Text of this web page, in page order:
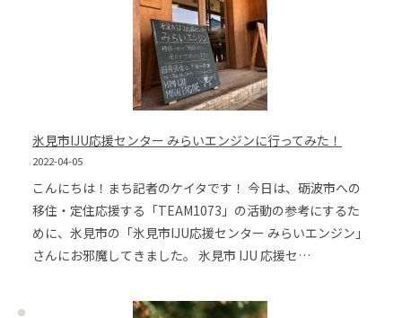
氷見市IJU応援センター みらいエンジンに行ってみた！
2022-04-05
こんにちは！まち記者のケイタです！ 今日は、砺波市への
移住・定住応援する「TEAM1073」の活動の参考にするた
めに、氷見市の「氷見市IJU応援センター みらいエンジン」
さんにお邪魔してきました。 氷見市 IJU 応援セ…